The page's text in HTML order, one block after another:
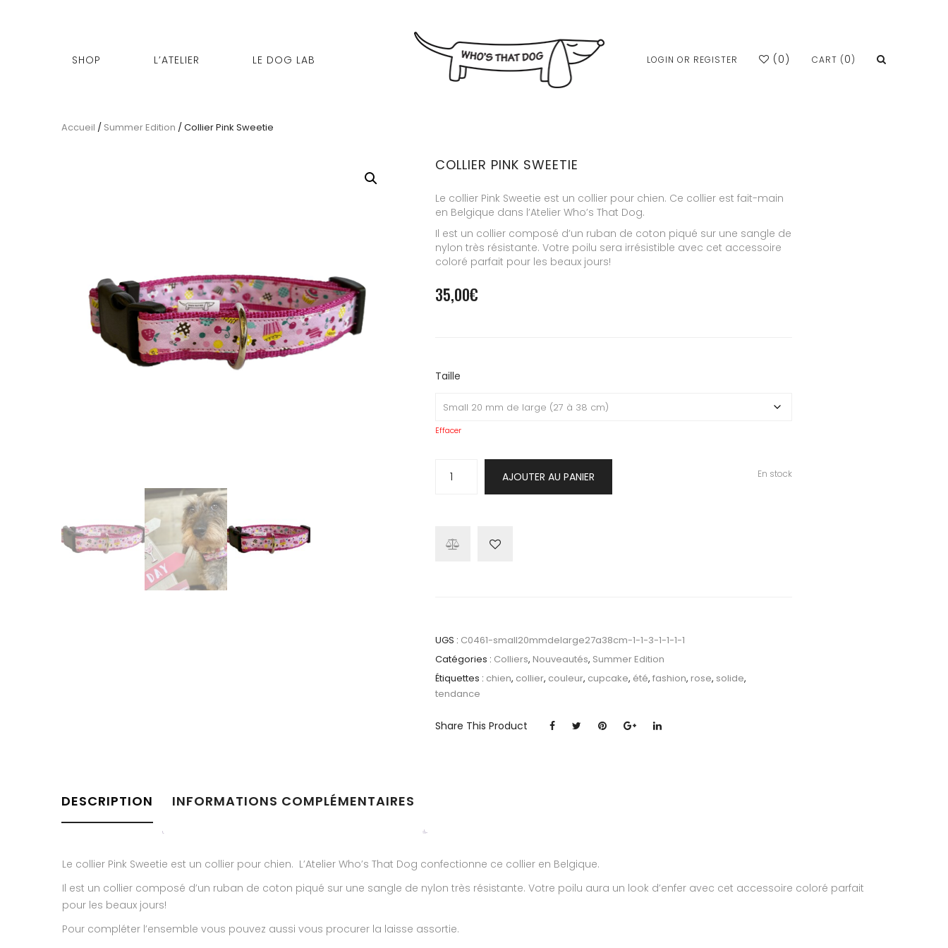
SHOP L’ATELIER LE DOG LAB CART (0)
( 0 )
LOGIN OR REGISTER
Accueil / Summer Edition / Collier Pink Sweetie
COLLIER PINK SWEETIE
Le collier Pink Sweetie est un collier pour chien. Ce collier est fait-main
en Belgique dans l’Atelier Who’s That Dog.
Il est un collier composé d’un ruban de coton piqué sur une sangle de
nylon très résistante. Votre poilu sera irrésistible avec cet accessoire
coloré parfait pour les beaux jours!
35,00€
Taille
Effacer
En stock
AJOUTER AU PANIER
UGS : C0461-small20mmdelarge27a38cm-1-1-3-1-1-1-1
Catégories : Colliers, Nouveautés, Summer Edition
Étiquettes : chien, collier, couleur, cupcake, été, fashion, rose, solide,
tendance
Share This Product
DESCRIPTION INFORMATIONS COMPLÉMENTAIRES
Le collier Pink Sweetie est un collier pour chien. L’Atelier Who’s That Dog confectionne ce collier en Belgique.
Il est un collier composé d’un ruban de coton piqué sur une sangle de nylon très résistante. Votre poilu aura un look d’enfer avec cet accessoire coloré parfait
pour les beaux jours!
Pour compléter l’ensemble vous pouvez aussi vous procurer la laisse assortie.